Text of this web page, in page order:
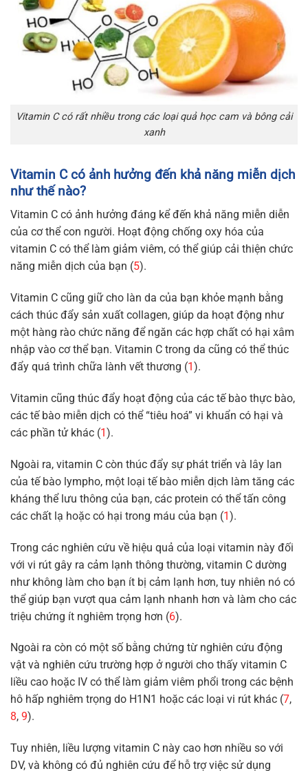
Vitamin C có rất nhiều trong các loại quả học cam và bông cải
xanh
Vitamin C có ảnh hưởng đến khả năng miễn dịch
như thế nào?
Vitamin C có ảnh hưởng đáng kể đến khả năng miễn diễn
của cơ thể con người. Hoạt động chống oxy hóa của
vitamin C có thể làm giảm viêm, có thể giúp cải thiện chức
năng miễn dịch của bạn (5).
Vitamin C cũng giữ cho làn da của bạn khỏe mạnh bằng
cách thúc đẩy sản xuất collagen, giúp da hoạt động như
một hàng rào chức năng để ngăn các hợp chất có hại xâm
nhập vào cơ thể bạn. Vitamin C trong da cũng có thể thúc
đẩy quá trình chữa lành vết thương (1 ).
Vitamin cũng thúc đẩy hoạt động của các tế bào thực bào,
các tế bào miễn dịch có thể “tiêu hoá” vi khuẩn có hại và
các phần tử khác (1).
Ngoài ra, vitamin C còn thúc đẩy sự phát triển và lây lan
của tế bào lympho, một loại tế bào miễn dịch làm tăng các
kháng thể lưu thông của bạn, các protein có thể tấn công
các chất lạ hoặc có hại trong máu của bạn (1).
Trong các nghiên cứu về hiệu quả của loại vitamin này đối
với vi rút gây ra cảm lạnh thông thường, vitamin C dường
như không làm cho bạn ít bị cảm lạnh hơn, tuy nhiên nó có
thể giúp bạn vượt qua cảm lạnh nhanh hơn và làm cho các
triệu chứng ít nghiêm trọng hơn (6).
Ngoài ra còn có một số bằng chứng từ nghiên cứu động
vật và nghiên cứu trường hợp ở người cho thấy vitamin C
liều cao hoặc IV có thể làm giảm viêm phổi trong các bệnh
hô hấp nghiêm trọng do H1N1 hoặc các loại vi rút khác (7,
8, 9).
Tuy nhiên, liều lượng vitamin C này cao hơn nhiều so với
DV, và không có đủ nghiên cứu để hỗ trợ việc sử dụng